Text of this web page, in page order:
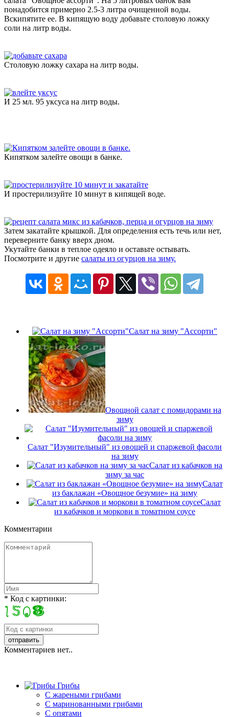
понадобится примерно 2.5-3 литра очищенной воды.
Вскипятите ее. В кипящую воду добавьте столовую ложку
соли на литр воды.
Столовую ложку сахара на литр воды.
И 25 мл. 95 уксуса на литр воды.
Кипятком залейте овощи в банке.
И простерилизуйте 10 минут в кипящей воде.
Затем закатайте крышкой. Для определения есть течь или нет,
переверните банку вверх дном.
Укутайте банки в теплое одеяло и оставьте остывать.
Посмотрите и другие салаты из огурцов на зиму.
Салат на зиму "Ассорти"
Овощной салат с помидорами на
зиму
Салат "Изумительный" из овощей и спаржевой фасоли
на зиму
Салат из кабачков на
зиму за час
Салат
из баклажан «Овощное безумие» на зиму
Салат
из кабачков и моркови в томатном соусе
Комментарии
* Код с картинки:
Комментариев нет..
Грибы
C жареными грибами
C маринованными грибами
C опятами